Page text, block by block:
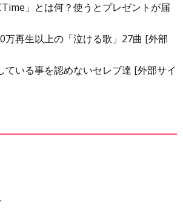
」とは何？使うとプレゼントが届
再生以上の「泣ける歌」27曲 [外部
ている事を認めないセレブ達 [外部サイ